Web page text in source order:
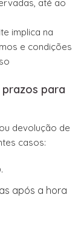
até ao
implica na
e condições
para
devolução de
casos:
após a hora